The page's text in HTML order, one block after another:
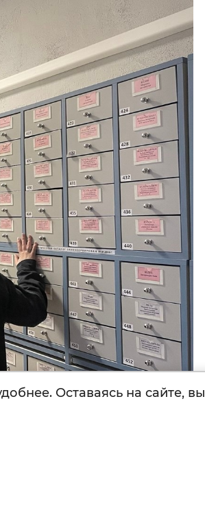
Оставаясь на сайте, вы